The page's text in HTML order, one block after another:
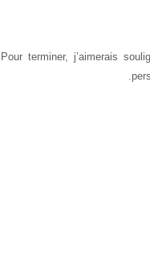
Pour terminer, j’aimerais